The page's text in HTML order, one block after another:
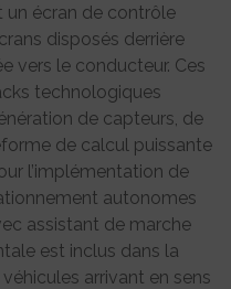
un écran de contrôle
disposés derrière
vers le conducteur. Ces
technologiques
de capteurs, de
de calcul puissante
l’implémentation de
autonomes
assistant de marche
est inclus dans la
arrivant en sens